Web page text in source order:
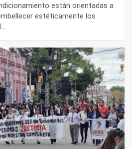
están orientadas a
estéticamente los